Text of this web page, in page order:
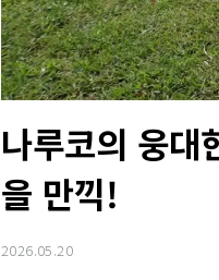
나루코의 웅대
을 만끽!
2026.05.20